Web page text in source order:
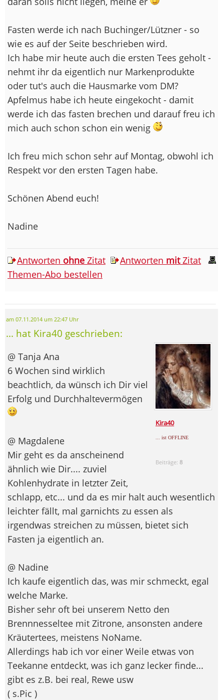
Fasten werde ich nach Buchinger/Lützner - so
wie es auf der Seite beschrieben wird.
Ich habe mir heute auch die ersten Tees geholt -
nehmt ihr da eigentlich nur Markenprodukte
oder tut's auch die Hausmarke vom DM?
Apfelmus habe ich heute eingekocht - damit
werde ich das fasten brechen und darauf freu ich
mich auch schon schon ein wenig
Ich freu mich schon sehr auf Montag, obwohl ich
Respekt vor den ersten Tagen habe.
Schönen Abend euch!
Nadine
Antworten ohne Zitat Antworten mitZitat
Themen-Abo bestellen
am 07.11.2014 um 22:47 Uhr
... hat Kira40 geschrieben:
Kira40
... ist OFFLINE
Beiträge:8
@ Tanja Ana
6 Wochen sind wirklich
beachtlich, da wünsch ich Dir viel
Erfolg und Durchhaltevermögen
@ Magdalene
Mir geht es da anscheinend
ähnlich wie Dir.... zuviel
Kohlenhydrate in letzter Zeit,
schlapp, etc... und da es mir halt auch wesentlich
leichter fällt, mal garnichts zu essen als
irgendwas streichen zu müssen, bietet sich
Fasten ja eigentlich an.
@ Nadine
Ich kaufe eigentlich das, was mir schmeckt, egal
welche Marke.
Bisher sehr oft bei unserem Netto den
Brennnesseltee mit Zitrone, ansonsten andere
Kräutertees, meistens NoName.
Allerdings hab ich vor einer Weile etwas von
Teekanne entdeckt, was ich ganz lecker finde...
gibt es z.B. bei real, Rewe usw
( s.Pic )